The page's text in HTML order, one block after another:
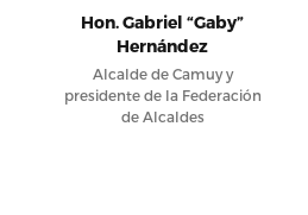
Hon. Gabriel “Gaby”
Hernández
Alcalde de Camuy y
presidente de la Federación
de Alcaldes